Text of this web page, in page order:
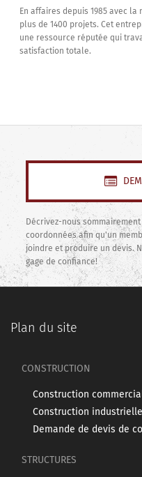
En affaires depuis 1985 avec la
plus de 1400 projets. Cet
une ressource réputée qui
satisfaction totale.
Décrivez-nous
coordonnées afin qu'un
joindre et produire un devis.
gage de confiance!
Plan du site
CONSTRUCTION
Construction
Construction industrielle
Demande de devis de
STRUCTURES